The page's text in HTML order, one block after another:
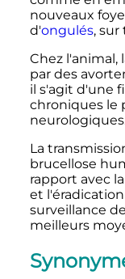
nouveaux
d'ongulés, sur
Chez l'animal,
par des
il s'agit d'une
chroniques le
La
brucellose
rapport avec
et
surveillance
meilleurs